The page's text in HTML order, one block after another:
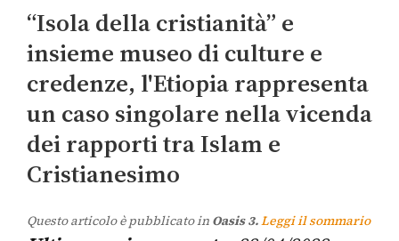
“Isola della cristianità” e
insieme museo di culture e
credenze, l'Etiopia rappresenta
un caso singolare nella vicenda
dei rapporti tra Islam e
Cristianesimo
Questo articolo è pubblicato in Oasis 3.Leggi il sommario